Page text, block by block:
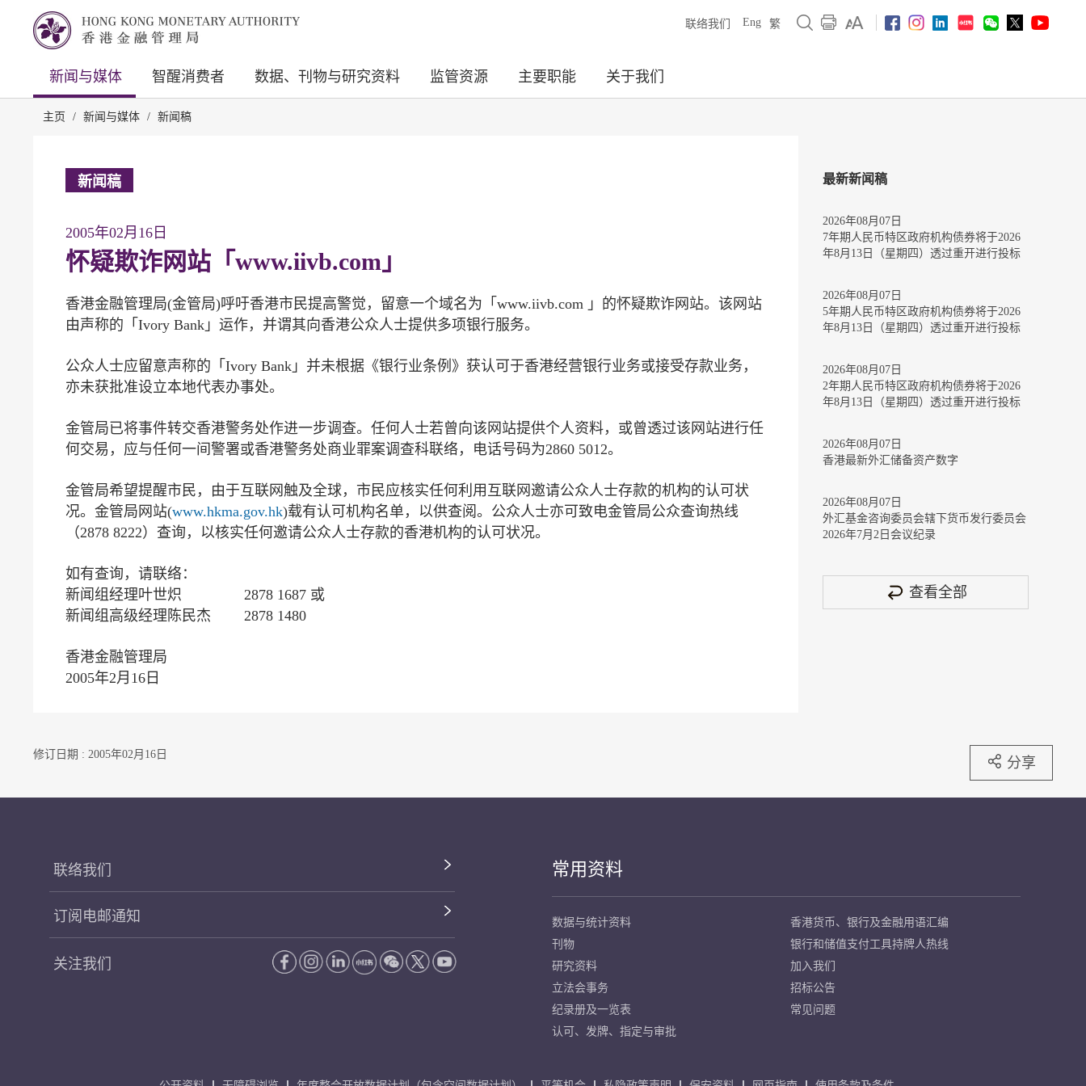
联络我们 Eng 繁
新闻与媒体 智醒消费者 数据、刊物与研究资料 监管资源 主要职能 关于我们
主页 / 新闻与媒体 / 新闻稿
新闻稿
2005年02月16日
怀疑欺诈网站「www.iivb.com」
香港金融管理局(金管局)呼吁香港市民提高警觉，留意一个域名为「www.iivb.com 」的怀疑欺诈网站。该网站
由声称的「Ivory Bank」运作，并谓其向香港公众人士提供多项银行服务。
公众人士应留意声称的「Ivory Bank」并未根据《银行业条例》获认可于香港经营银行业务或接受存款业务，
亦未获批准设立本地代表办事处。
金管局已将事件转交香港警务处作进一步调查。任何人士若曾向该网站提供个人资料，或曾透过该网站进行任
何交易，应与任何一间警署或香港警务处商业罪案调查科联络，电话号码为2860 5012。
金管局希望提醒市民，由于互联网触及全球，市民应核实任何利用互联网邀请公众人士存款的机构的认可状
况。金管局网站(www.hkma.gov.hk)载有认可机构名单，以供查阅。公众人士亦可致电金管局公众查询热线
（2878 8222）查询，以核实任何邀请公众人士存款的香港机构的认可状况。
如有查询，请联络：
新闻组经理叶世炽 2878 1687 或
新闻组高级经理陈民杰 2878 1480
香港金融管理局
2005年2月16日
最新新闻稿
2026年08月07日
7年期人民币特区政府机构债券将于2026
年8月13日（星期四）透过重开进行投标
2026年08月07日
5年期人民币特区政府机构债券将于2026
年8月13日（星期四）透过重开进行投标
2026年08月07日
2年期人民币特区政府机构债券将于2026
年8月13日（星期四）透过重开进行投标
2026年08月07日
香港最新外汇储备资产数字
2026年08月07日
外汇基金咨询委员会辖下货币发行委员会
2026年7月2日会议纪录
查看全部
修订日期 : 2005年02月16日 分享
联络我们
订阅电邮通知
关注我们
常用资料
数据与统计资料
刊物
研究资料
立法会事务
纪录册及一览表
认可、发牌、指定与审批
香港货币、银行及金融用语汇编
银行和储值支付工具持牌人热线
加入我们
招标公告
常见问题